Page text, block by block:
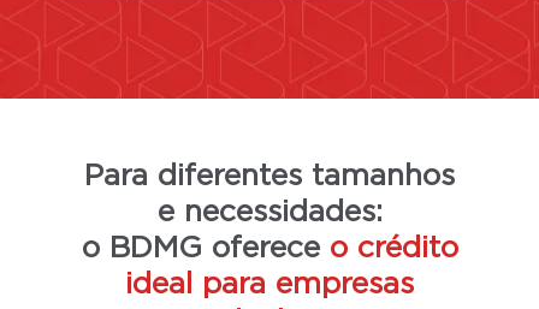
Para diferentes tamanhos
e necessidades:
o BDMG oferece o crédito
ideal para empresas